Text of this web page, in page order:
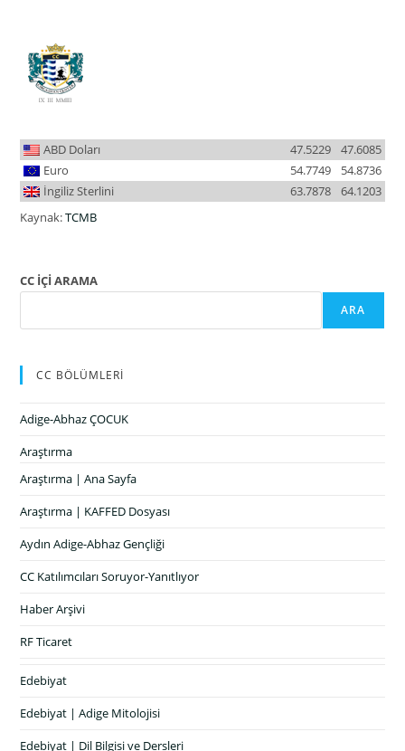
ABD Doları 47.6085
47.5229
Euro
54.8736
54.7749
İngiliz Sterlini
64.1203
63.7878
Kaynak:TCMB
CC İÇİ ARAMA
ARA
CC BÖLÜMLERİ
Adige-Abhaz ÇOCUK
Araştırma
Araştırma | Ana Sayfa
Araştırma | KAFFED Dosyası
Aydın Adige-Abhaz Gençliği
CC Katılımcıları Soruyor-Yanıtlıyor
Haber Arşivi
RF Ticaret
Edebiyat
Edebiyat | Adige Mitolojisi
Edebiyat | Dil Bilgisi ve Dersleri